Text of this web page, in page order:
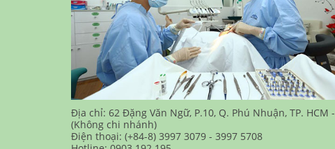
Địa chỉ: 62 Đặng Văn Ngữ, P.10, Q. Phú Nhuận, TP. HCM -
(Không chi nhánh)
Điện thoại: (+84-8) 3997 3079 - 3997 5708